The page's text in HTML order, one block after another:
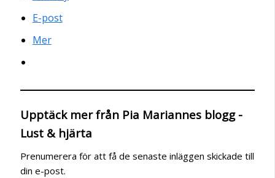
E-post
Mer
Upptäck mer från Pia Mariannes blogg -
Lust & hjärta
Prenumerera för att få de senaste inläggen skickade till
din e-post.